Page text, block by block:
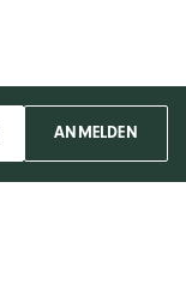
ANMELDEN